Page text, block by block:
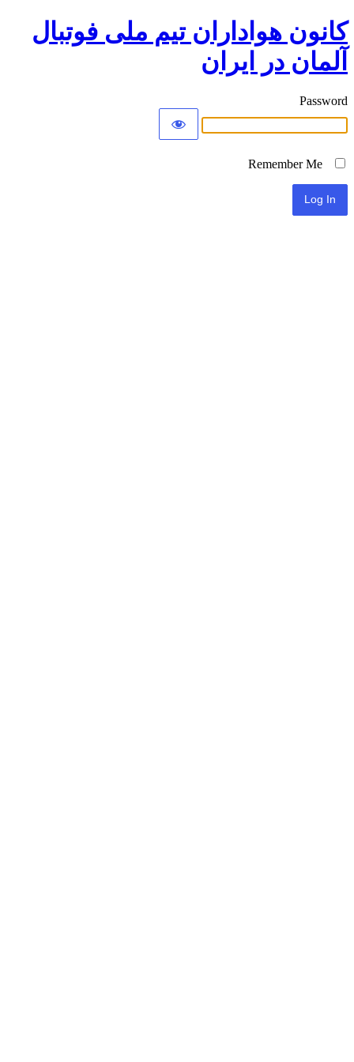
کانون هواداران تیم ملی فوتبال
آلمان در ایران
Password
Remember Me